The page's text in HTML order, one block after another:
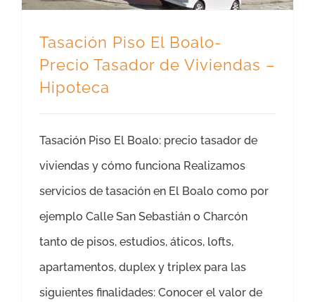
Tasación Piso El Boalo-
Precio Tasador de Viviendas –
Hipoteca
Tasación Piso El Boalo: precio tasador de
viviendas y cómo funciona Realizamos
servicios de tasación en El Boalo como por
ejemplo Calle San Sebastián o Charcón
tanto de pisos, estudios, áticos, lofts,
apartamentos, duplex y triplex para las
siguientes finalidades: Conocer el valor de